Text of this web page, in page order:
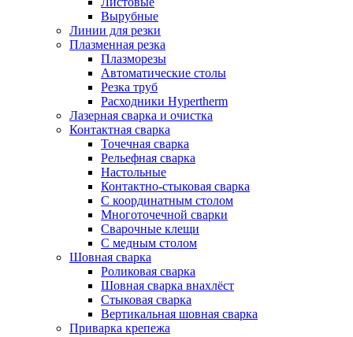
Вырубные
Линии для резки
Плазменная резка
Плазморезы
Автоматические столы
Резка труб
Расходники Hypertherm
Лазерная сварка и очистка
Контактная сварка
Точечная сварка
Рельефная сварка
Настольные
Контактно-стыковая сварка
С координатным столом
Многоточечной сварки
Сварочные клещи
С медным столом
Шовная сварка
Роликовая сварка
Шовная сварка внахлёст
Стыковая сварка
Вертикальная шовная сварка
Приварка крепежа